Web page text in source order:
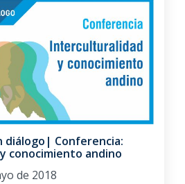
diálogo| Conferencia:
conocimiento andino
de 2018